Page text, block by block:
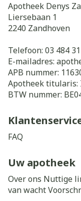
Apotheek Denys
Liersebaan 1
2240 Zandhoven
Telefoon: 03 484
E-mailadres:
APB nummer:
Apotheek titularis:
BTW nummer:
FAQ
Uw apotheek
Over ons Nuttige
van wacht